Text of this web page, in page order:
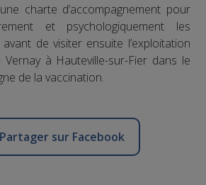
charte d’accompagnement pour
et psychologiquement les
de visiter ensuite l’exploitation
à Hauteville-sur-Fier dans le
de la vaccination.
Partager sur Facebook